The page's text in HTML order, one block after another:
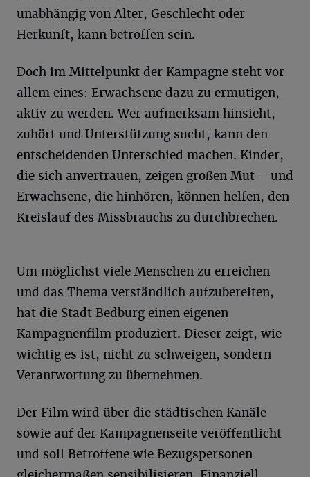
unabhängig von Alter, Geschlecht oder
Herkunft, kann betroffen sein.
Doch im Mittelpunkt der Kampagne steht vor
allem eines: Erwachsene dazu zu ermutigen,
aktiv zu werden. Wer aufmerksam hinsieht,
zuhört und Unterstützung sucht, kann den
entscheidenden Unterschied machen. Kinder,
die sich anvertrauen, zeigen großen Mut – und
Erwachsene, die hinhören, können helfen, den
Kreislauf des Missbrauchs zu durchbrechen.
Um möglichst viele Menschen zu erreichen
und das Thema verständlich aufzubereiten,
hat die Stadt Bedburg einen eigenen
Kampagnenfilm produziert. Dieser zeigt, wie
wichtig es ist, nicht zu schweigen, sondern
Verantwortung zu übernehmen.
Der Film wird über die städtischen Kanäle
sowie auf der Kampagnenseite veröffentlicht
und soll Betroffene wie Bezugspersonen